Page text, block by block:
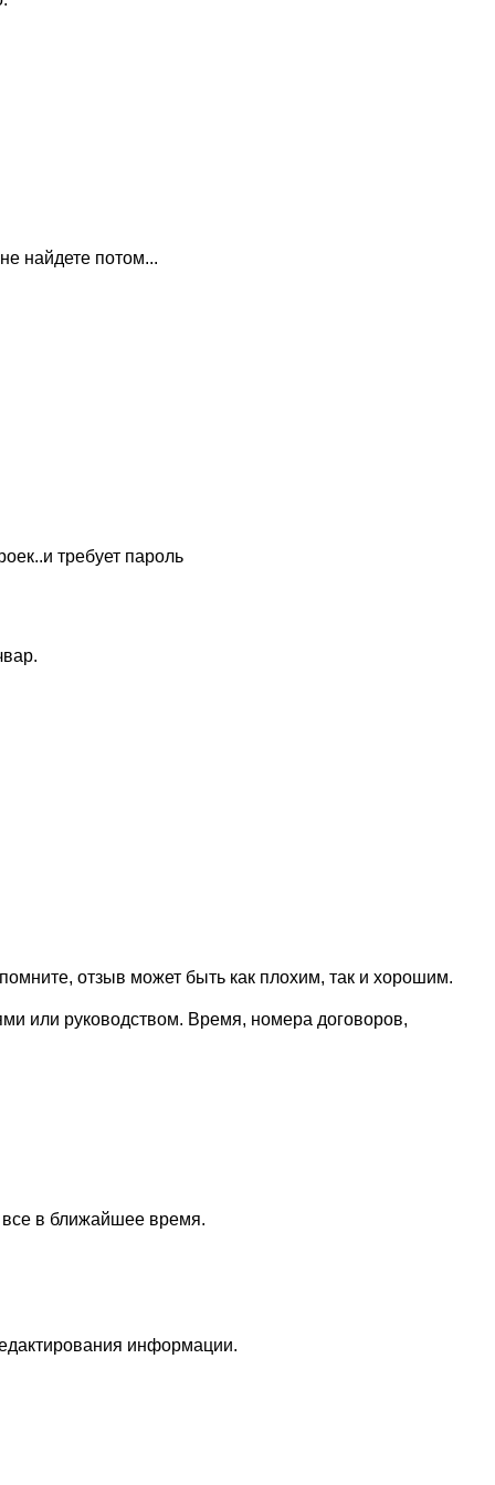
найдете потом...
требует пароль
отзыв может быть как плохим, так и хорошим.
или руководством. Время, номера договоров,
все в ближайшее время.
информации.